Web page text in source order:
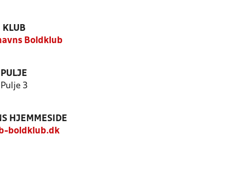
KLUB
Boldklub
PULJE
Pulje 3
HJEMMESIDE
boldklub.dk